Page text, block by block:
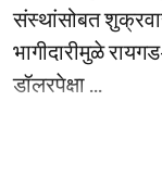
संस्थांसोबत
भागीदारीमुळे
डॉलरपेक्षा ...